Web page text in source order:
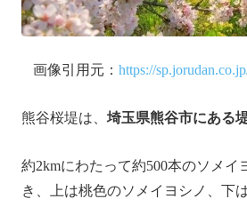
画像引用元： https://
熊谷桜堤は、 埼玉県熊谷市にある
約2kmにわたって約500本のソメイ
き、上は桃色のソメイヨシノ、下